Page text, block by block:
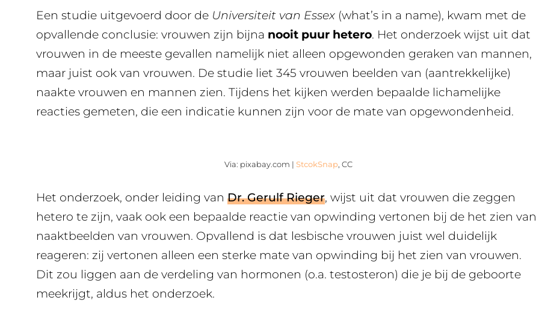
Een studie uitgevoerd door de Universiteit van Essex (what’s in a name), kwam met de
opvallende conclusie: vrouwen zijn bijna nooit puur hetero. Het onderzoek wijst uit dat
vrouwen in de meeste gevallen namelijk niet alleen opgewonden geraken van mannen,
maar juist ook van vrouwen. De studie liet 345 vrouwen beelden van (aantrekkelijke)
naakte vrouwen en mannen zien. Tijdens het kijken werden bepaalde lichamelijke
reacties gemeten, die een indicatie kunnen zijn voor de mate van opgewondenheid.
Via: pixabay.com | StcokSnap, CC
Het onderzoek, onder leiding van Dr. Gerulf Rieger, wijst uit dat vrouwen die zeggen
hetero te zijn, vaak ook een bepaalde reactie van opwinding vertonen bij de het zien van
naaktbeelden van vrouwen. Opvallend is dat lesbische vrouwen juist wel duidelijk
reageren: zij vertonen alleen een sterke mate van opwinding bij het zien van vrouwen.
Dit zou liggen aan de verdeling van hormonen (o.a. testosteron) die je bij de geboorte
meekrijgt, aldus het onderzoek.